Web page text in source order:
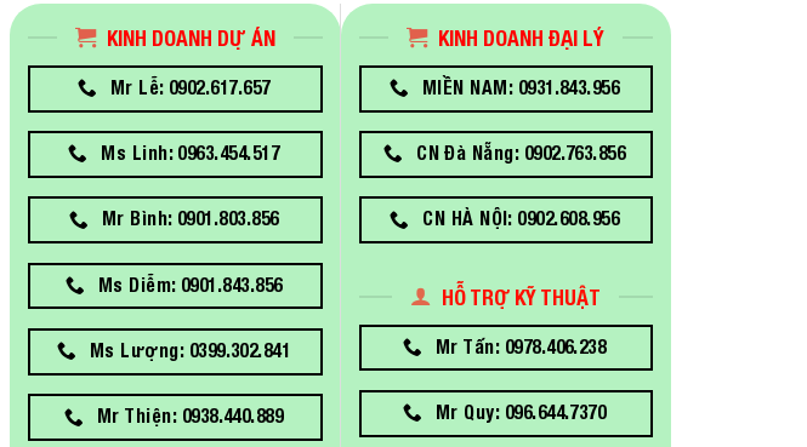
KINH DOANH DỰ ÁN
Mr Lễ: 0902.617.657
Ms Linh: 0963.454.517
Mr Bình: 0901.803.856
Ms Diễm: 0901.843.856
Ms Lượng: 0399.302.841
Mr Thiện: 0938.440.889
KINH DOANH ĐẠI LÝ
MIỀN NAM: 0931.843.956
CN Đà Nẵng: 0902.763.856
CN HÀ NỘI: 0902.608.956
HỖ TRỢ KỸ THUẬT
Mr Tấn: 0978.406.238
Mr Quy: 096.644.7370